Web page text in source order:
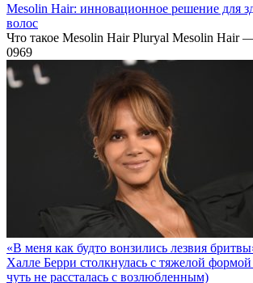
Mesolin Hair: инновационное решение для
волос
Что такое Mesolin Hair Pluryal Mesolin Hair
0969
«В меня как будто вонзились лезвия
Халле Берри столкнулась с тяжелой
чуть не рассталась с возлюбленным)